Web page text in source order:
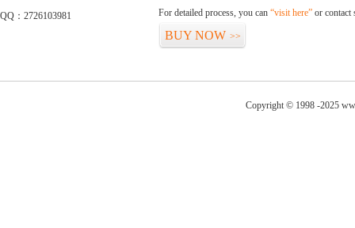
QQ：2726103981
For detailed process, you can “visit here” or contact
BUY NOW >>
Copyright © 1998 -2025